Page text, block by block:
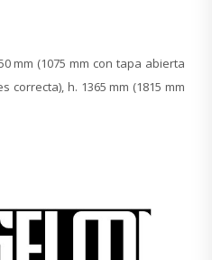
mm (1075 mm con tapa abierta
correcta), h. 1365 mm (1815 mm